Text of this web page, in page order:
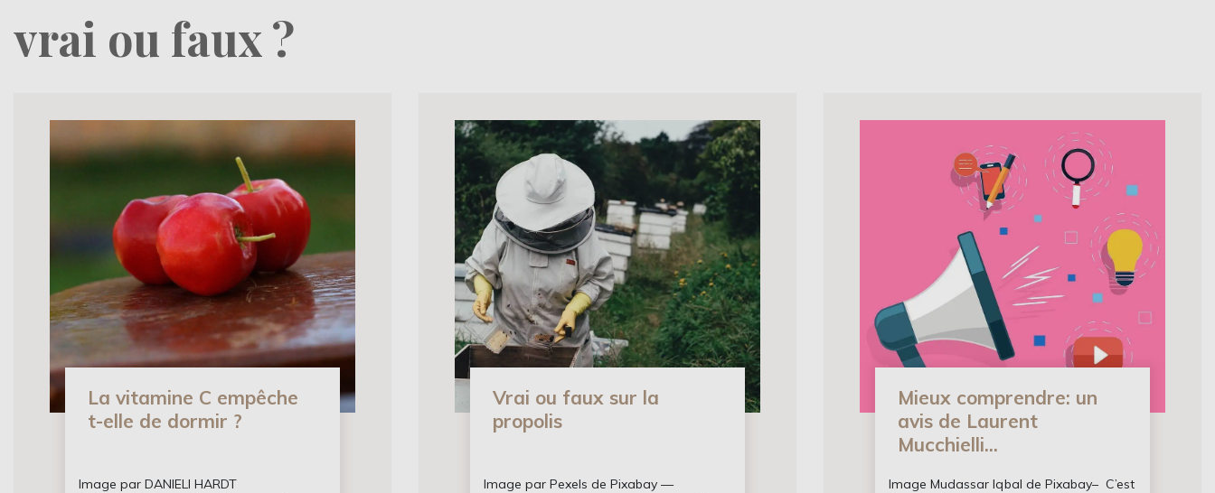
vrai ou faux ?
La vitamine C empêche
t-elle de dormir ?
Image par DANIELI HARDT
Vrai ou faux sur la
propolis
Image par Pexels de Pixabay —
Mieux comprendre: un
avis de Laurent
Mucchielli...
Image Mudassar Iqbal de Pixabay– C’est